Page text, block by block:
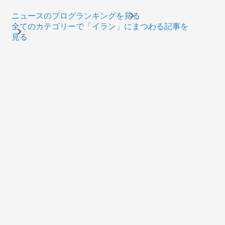
ニュースのブログランキングを見る
全てのカテゴリーで「イラン」にまつわる記事を
見る